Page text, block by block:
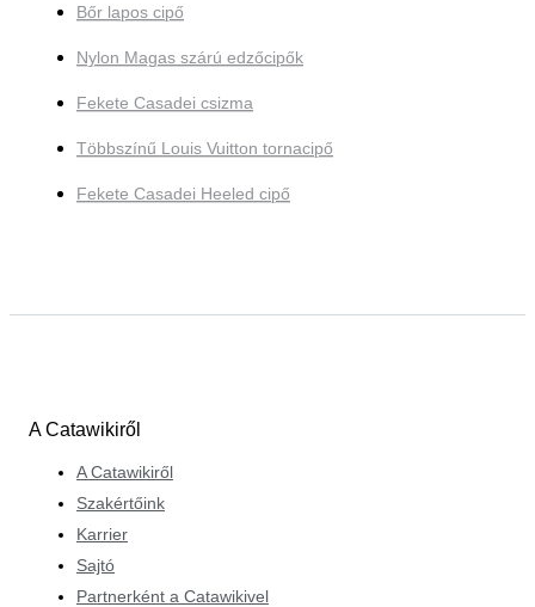
Bőr lapos cipő
Nylon Magas szárú edzőcipők
Fekete Casadei csizma
Többszínű Louis Vuitton tornacipő
Fekete Casadei Heeled cipő
A Catawikiről
A Catawikiről
Szakértőink
Karrier
Sajtó
Partnerként a Catawikivel